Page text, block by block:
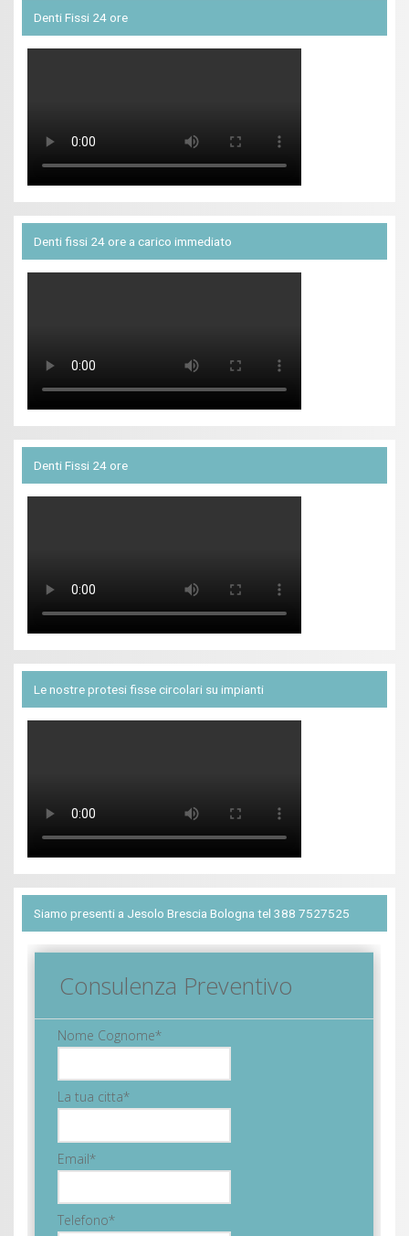
Denti Fissi 24 ore
Denti fissi 24 ore a carico immediato
Denti Fissi 24 ore
Le nostre protesi fisse circolari su impianti
Siamo presenti a Jesolo Brescia Bologna tel 388 7527525